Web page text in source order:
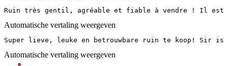
Ruin très gentil, agréable et fiable à vendre ! Il est
Automatische vertaling weergeven
Super lieve, leuke en betrouwbare ruin te koop! Sir
Automatische vertaling weergeven